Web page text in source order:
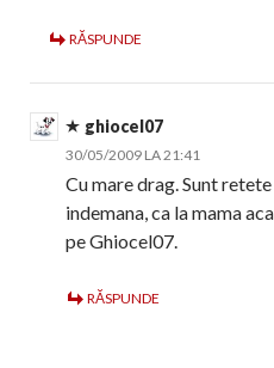
RĂSPUNDE
ghiocel07
30/05/2009 LA 21:41
Cu mare drag. Sunt
indemana, ca la mama
pe Ghiocel07.
RĂSPUNDE